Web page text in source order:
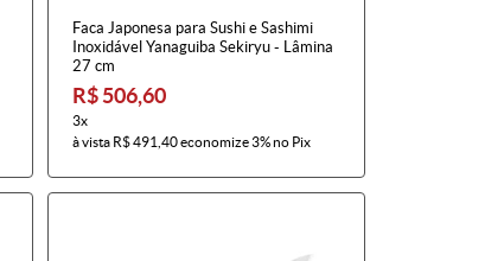
Faca Japonesa para Sushi e Sashimi
Inoxidável Yanaguiba Sekiryu - Lâmina
27 cm
R$ 506,60
3x
à vista R$ 491,40economize3%no Pix